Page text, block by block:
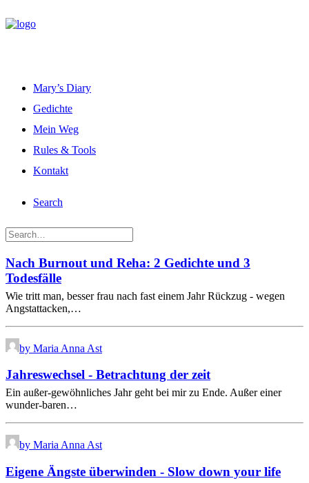
Mary’s Diary
Gedichte
Mein Weg
Rules & Tools
Kontakt
Search
Nach Burnout und Reha: 2 Gedichte und 3
Todesfälle
Wie tritt man, besser frau nach fast einem Jahr Rückzug - wegen
Angstattacken,…
by Maria Anna Ast
Jahreswechsel - Betrachtung der zeit
Ein außer-gewöhnliches Jahr geht bei mir zu Ende. Außer einer
wunder-baren…
by Maria Anna Ast
Eigene Ängste überwinden - Slow down your life